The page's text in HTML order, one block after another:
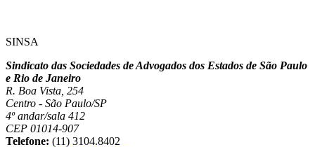
SINSA
Sindicato das Sociedades de Advogados dos Estados de São Paulo
e Rio de Janeiro
R. Boa Vista, 254
Centro - São Paulo/SP
4º andar/sala 412
CEP 01014-907
Telefone: (11) 3104.8402